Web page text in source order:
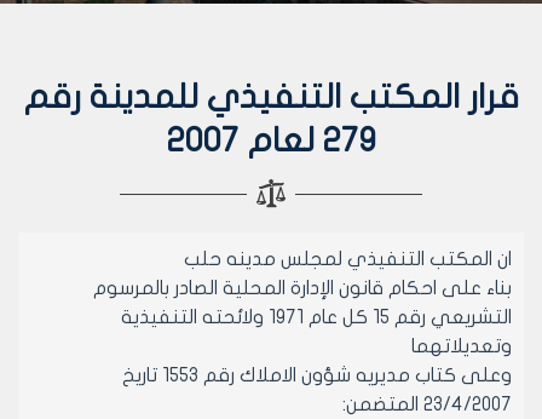
قرار المكتب التنفيذي للمدينة رقم
279 لعام 2007
ان المكتب التنفيذي لمجلس مدينه حلب
بناء على احكام قانون الإدارة المحلية الصادر بالمرسوم
التشريعي رقم 15 كل عام 1971 ولائحته التنفيذية
وتعديلاتهما
وعلى كتاب مديريه شؤون الاملاك رقم 1553 تاريخ
23/4/2007 المتضمن: